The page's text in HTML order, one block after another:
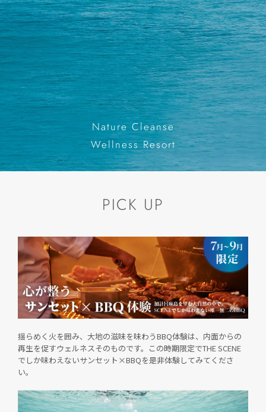
Nature Cleanse
Wellness Resort
PICK UP
揺らめく火を囲み、大地の滋味を味わうBBQ体験は、内面からの
再生を促すウェルネスそのものです。この時期限定でTHE SCENE
でしか味わえないサンセット×BBQを是非体験してみてくださ
い。